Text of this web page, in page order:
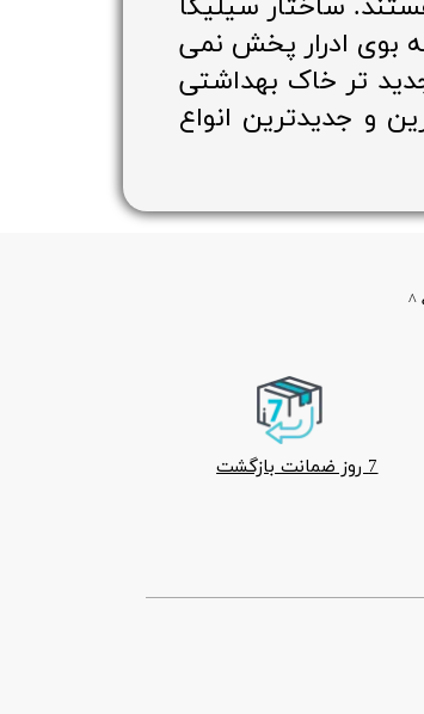
ساختار سیلیکا
بوی ادرار پخش نمی
تر خاک بهداشتی
و جدیدترین انواع
7 روز ضمانت بازگشت
^